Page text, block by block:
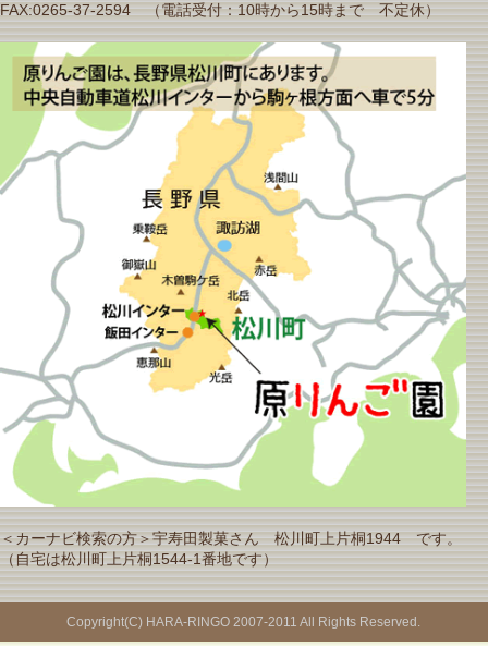
FAX:0265-37-2594 （電話受付：10時から15時まで 不定休）
＜カーナビ検索の方＞宇寿田製菓さん 松川町上片桐1944 です。
（自宅は松川町上片桐1544-1番地です）
Copyright(C) HARA-RINGO 2007-2011 All Rights Reserved.